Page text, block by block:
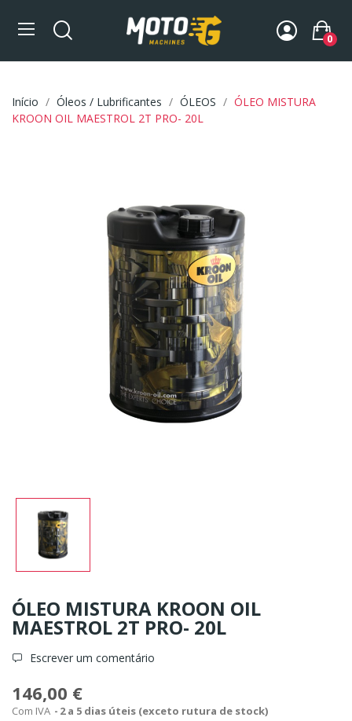
0
Início Óleos / Lubrificantes ÓLEOS
ÓLEO MISTURA
KROON OIL MAESTROL 2T PRO- 20L
ÓLEO MISTURA KROON OIL
MAESTROL 2T PRO- 20L
Escrever um comentário
146,00 €
Com IVA 2 a 5 dias úteis (exceto rutura de stock)